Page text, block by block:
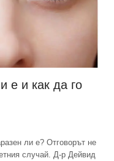
е и как да го
ли е? Отговорът не
случай. Д-р Дейвид